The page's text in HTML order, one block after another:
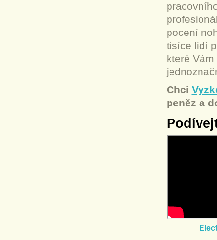
pocení
tisíce lidí
které
Chci
peněz a